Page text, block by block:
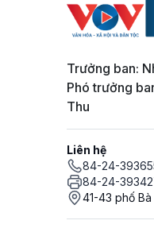
Trưởng ban:
Phó trưởng
Thu
Liên hệ
84-24-
84-24-
41-43 phố